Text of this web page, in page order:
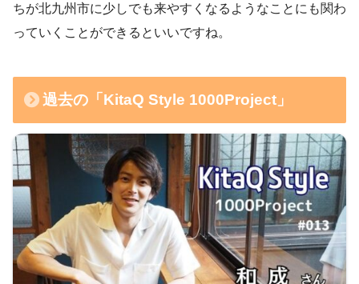
ちが北九州市に少しでも来やすくなるようなことにも関わ
っていくことができるといいですね。
過去の「KitaQ Style 1000Project」